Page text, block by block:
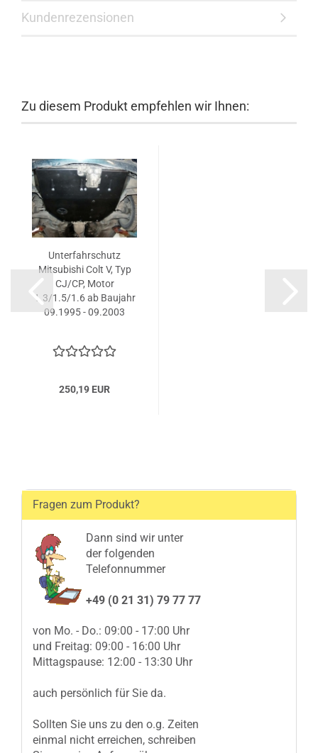
Kundenrezensionen
Zu diesem Produkt empfehlen wir Ihnen:
Unterfahrschutz
Mitsubishi Colt V, Typ
CJ/CP, Motor
1.3/1.5/1.6 ab Baujahr
09.1995 - 09.2003
250,19 EUR
Fragen zum Produkt?
Dann sind wir unter
der folgenden
Telefonnummer
+49 (0 21 31) 79 77 77
von Mo. - Do.: 09:00 - 17:00 Uhr
und Freitag: 09:00 - 16:00 Uhr
Mittagspause: 12:00 - 13:30 Uhr
auch persönlich für Sie da.
Sollten Sie uns zu den o.g. Zeiten
einmal nicht erreichen, schreiben